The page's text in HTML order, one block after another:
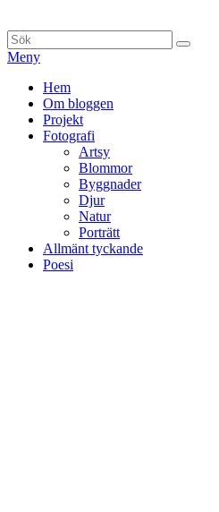
till
innehåll
Sök
efter:
Sök
Meny
Primär
meny
Hem
Om bloggen
Projekt
Fotografi
Artsy
Blommor
Byggnader
Djur
Natur
Porträtt
Allmänt tyckande
Poesi